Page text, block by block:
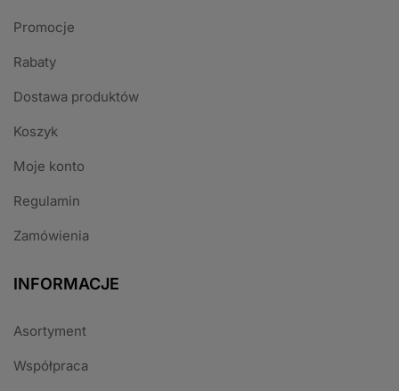
Promocje
Rabaty
Dostawa produktów
Koszyk
Moje konto
Regulamin
Zamówienia
INFORMACJE
Asortyment
Współpraca